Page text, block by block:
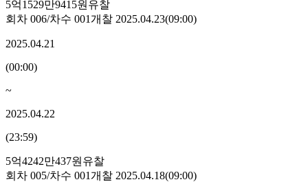
5억1529만9415원 유찰
회차 006/차수 001개찰 2025.04.23(09:00)
2025.04.21
(00:00)
~
2025.04.22
(23:59)
5억4242만437원 유찰
회차 005/차수 001개찰 2025.04.18(09:00)